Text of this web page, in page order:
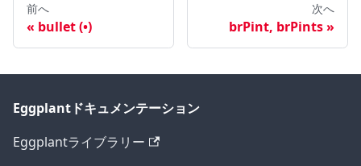
前へ
bullet (•)
次へ
brPint, brPints
Eggplantドキュメンテーション
Eggplantライブラリー